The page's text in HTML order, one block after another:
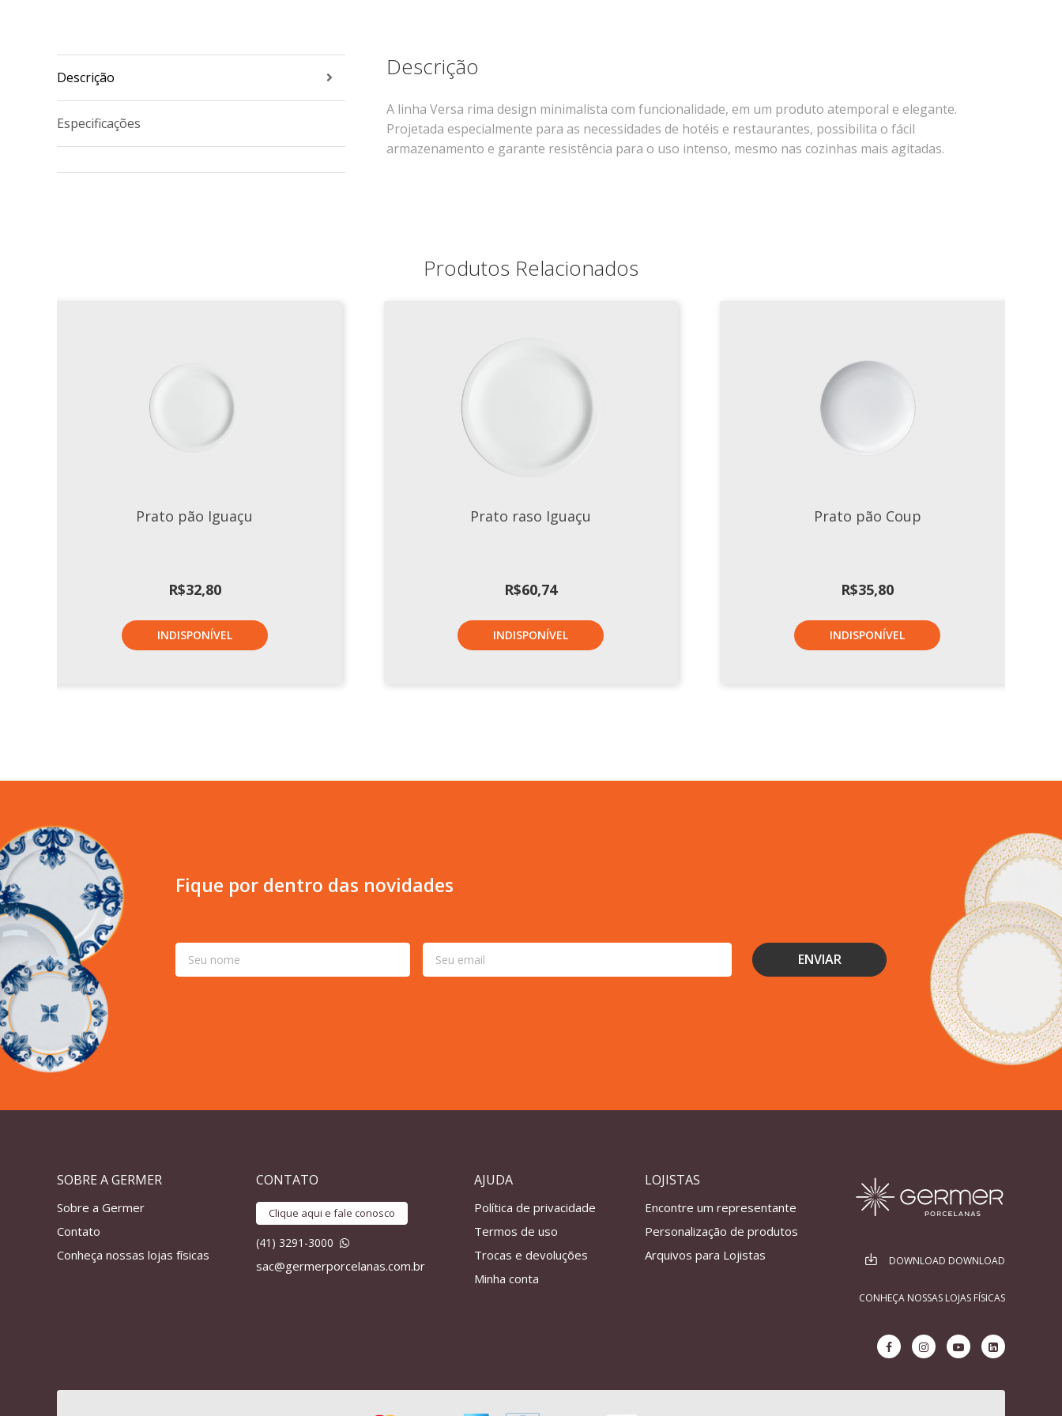
Descrição
Especificações
Descrição
A linha Versa rima design minimalista com funcionalidade, em um produto atemporal e elegante.
Projetada especialmente para as necessidades de hotéis e restaurantes, possibilita o fácil
armazenamento e garante resistência para o uso intenso, mesmo nas cozinhas mais agitadas.
Produtos Relacionados
Prato pão Iguaçu
R$32,80
INDISPONÍVEL
Prato raso Iguaçu
R$60,74
INDISPONÍVEL
Prato pão Coup
R$35,80
INDISPONÍVEL
Fique por dentro das novidades
SOBRE A GERMER
Sobre a Germer
Contato
Conheça nossas lojas físicas
CONTATO
Clique aqui e fale conosco
(41) 3291-3000
sac@germerporcelanas.com.br
AJUDA
Política de privacidade
Termos de uso
Trocas e devoluções
Minha conta
LOJISTAS
Encontre um representante
Personalização de produtos
Arquivos para Lojistas
DOWNLOAD DOWNLOAD
CONHEÇA NOSSAS LOJAS FÍSICAS